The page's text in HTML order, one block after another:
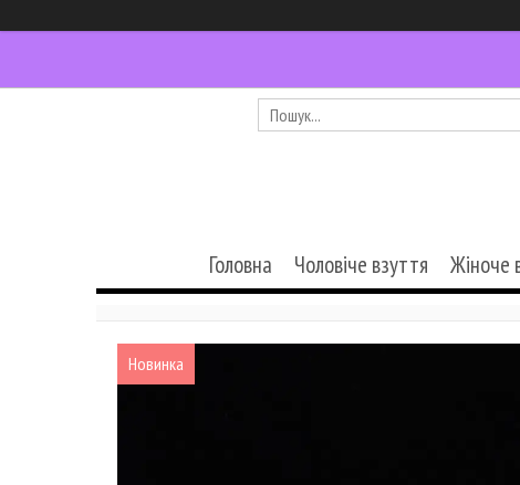
Головна Чоловіче взуття Жіноче
Новинка